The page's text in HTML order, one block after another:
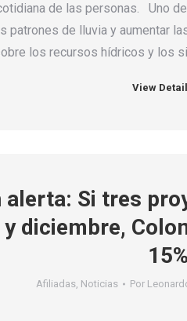
de las personas. Uno
patrones de lluvia y aumentar
los recursos hídricos y los
View
alerta: Si tres
diciembre,
15%
Afiliadas, Noticias Por